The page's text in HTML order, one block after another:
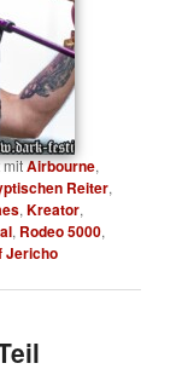
mitAirbourne,
Reiter,
,Kreator,
, Rodeo 5000,
Jericho